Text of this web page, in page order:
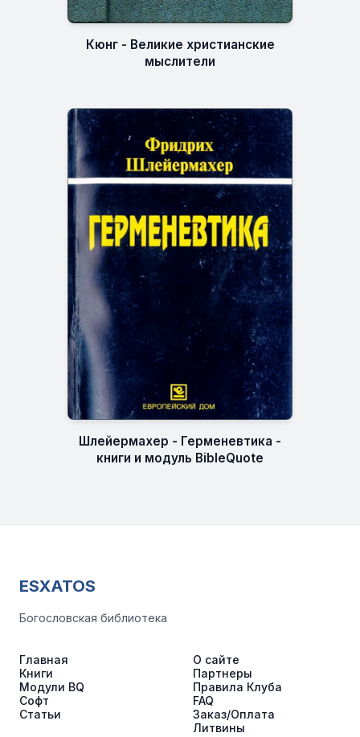
Кюнг - Великие христианские
мыслители
Шлейермахер - Герменевтика -
книги и модуль BibleQuote
ESXATOS
Богословская библиотека
Главная
Книги
Модули BQ
Софт
Статьи
О сайте
Партнеры
Правила Клуба
FAQ
Заказ/Оплата
Литвины